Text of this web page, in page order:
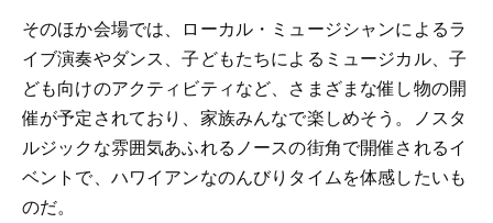
そのほか会場では、ローカル・ミュージシャンによるラ
イブ演奏やダンス、子どもたちによるミュージカル、子
ども向けのアクティビティなど、さまざまな催し物の開
催が予定されており、家族みんなで楽しめそう。ノスタ
ルジックな雰囲気あふれるノースの街角で開催されるイ
ベントで、ハワイアンなのんびりタイムを体感したいも
のだ。